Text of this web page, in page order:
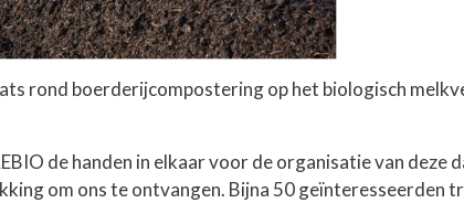
rond boerderijcompostering op het biologisch
de handen in elkaar voor de organisatie van deze
om ons te ontvangen. Bijna 50 geïnteresseerden